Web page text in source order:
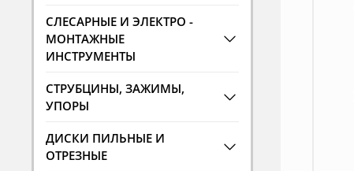
СЛЕСАРНЫЕ И ЭЛЕКТРО -
МОНТАЖНЫЕ
ИНСТРУМЕНТЫ
СТРУБЦИНЫ, ЗАЖИМЫ,
УПОРЫ
ДИСКИ ПИЛЬНЫЕ И
ОТРЕЗНЫЕ